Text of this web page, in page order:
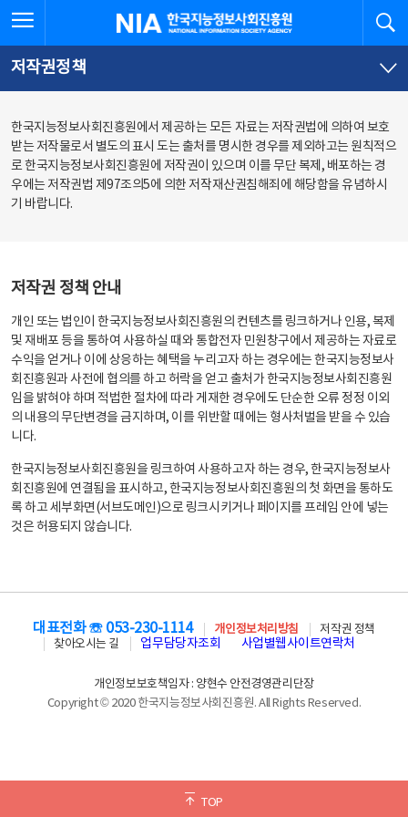
문
로
가
체
뉴
바
가
한국지능정보사회진흥원
저작권정책
한국지능정보사회진흥원에서 제공하는 모든 자료는 저작권법에 의하여 보호
받는 저작물로서 별도의 표시 도는 출처를 명시한 경우를 제외하고는 원칙적으
로 한국지능정보사회진흥원에 저작권이 있으며 이를 무단 복제, 배포하는 경
우에는 저작권법 제97조의5에 의한 저작재산권침해죄에 해당함을 유념하시
기 바랍니다.
저작권 정책 안내
개인 또는 법인이 한국지능정보사회진흥원의 컨텐츠를 링크하거나 인용, 복제
및 재배포 등을 통하여 사용하실 때와 통합전자 민원창구에서 제공하는 자료로
수익을 얻거나 이에 상응하는 혜택을 누리고자 하는 경우에는 한국지능정보사
회진흥원과 사전에 협의를 하고 허락을 얻고 출처가 한국지능정보사회진흥원
임을 밝혀야 하며 적법한 절차에 따라 게재한 경우에도 단순한 오류 정정 이외
의 내용의 무단변경을 금지하며, 이를 위반할 때에는 형사처벌을 받을 수 있습
니다.
한국지능정보사회진흥원을 링크하여 사용하고자 하는 경우, 한국지능정보사
회진흥원에 연결됨을 표시하고, 한국지능정보사회진흥원의 첫 화면을 통하도
록 하고 세부화면(서브도메인)으로 링크시키거나 페이지를 프레임 안에 넣는
것은 허용되지 않습니다.
TOP
대표전화 ☏ 053-230-1114 개인정보처리방침
저작권 정책
찾아오시는 길
업무담당자조회 사업별웹사이트연락처
개인정보보호책임자 : 양현수 안전경영관리단장
Copyright © 2020 한국지능정보사회진흥원. All Rights Reserved.